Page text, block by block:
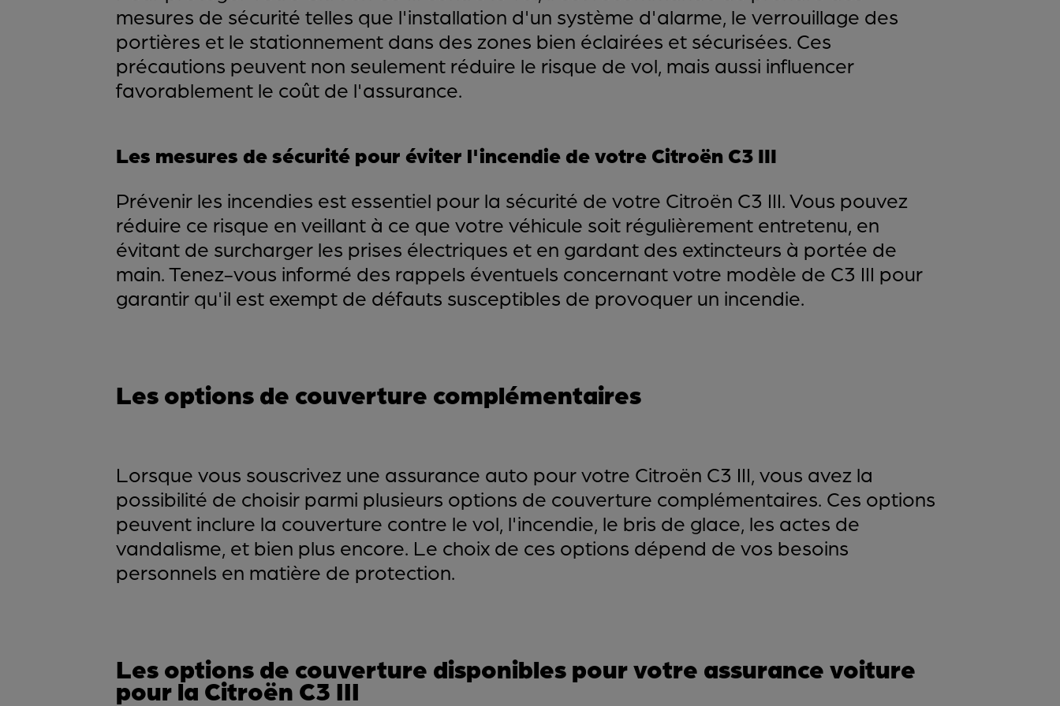
mesures de sécurité telles que l'installation d'un système d'alarme, le verrouillage des
portières et le stationnement dans des zones bien éclairées et sécurisées. Ces
précautions peuvent non seulement réduire le risque de vol, mais aussi influencer
favorablement le coût de l'assurance.
Les mesures de sécurité pour éviter l'incendie de votre Citroën C3 III
Prévenir les incendies est essentiel pour la sécurité de votre Citroën C3 III. Vous pouvez
réduire ce risque en veillant à ce que votre véhicule soit régulièrement entretenu, en
évitant de surcharger les prises électriques et en gardant des extincteurs à portée de
main. Tenez-vous informé des rappels éventuels concernant votre modèle de C3 III pour
garantir qu'il est exempt de défauts susceptibles de provoquer un incendie.
Les options de couverture complémentaires
Lorsque vous souscrivez une assurance auto pour votre Citroën C3 III, vous avez la
possibilité de choisir parmi plusieurs options de couverture complémentaires. Ces options
peuvent inclure la couverture contre le vol, l'incendie, le bris de glace, les actes de
vandalisme, et bien plus encore. Le choix de ces options dépend de vos besoins
personnels en matière de protection.
Les options de couverture disponibles pour votre assurance voiture
pour la Citroën C3 III